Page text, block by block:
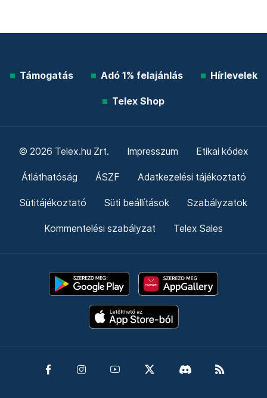
Támogatás Adó 1% felajánlás Hírlevelek
Telex Shop
© 2026 Telex.hu Zrt. Impresszum Etikai kódex
Átláthatóság ÁSZF Adatkezelési tájékoztató
Sütitájékoztató Süti beállítások Szabályzatok
Kommentelési szabályzat Telex Sales